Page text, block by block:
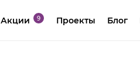
Акции Проекты Блог